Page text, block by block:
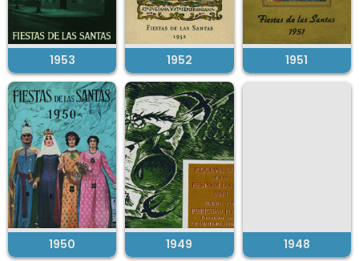
1953 1952 1951
1950 1949 1948